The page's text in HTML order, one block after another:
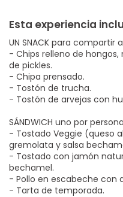
Esta experiencia
UN SNACK para compartir
- Chips relleno de
de pickles.
- Chipa prensado.
- Tostón de trucha.
- Tostón de arvejas con
SÁNDWICH uno por
- Tostado Veggie (queso
gremolata y salsa
- Tostado con jamón
bechamel.
- Pollo en escabeche con
- Tarta de temporada.